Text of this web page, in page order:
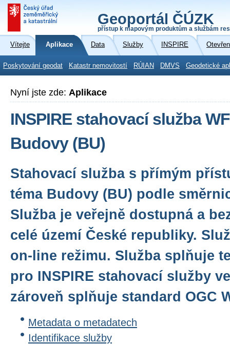
Geoportál ČÚZK
přístup k mapovým produktům a službám
Vítejte Aplikace Data Služby INSPIRE
Poskytování geodat Katastr nemovitostí RÚIAN DMVS Geodetické
Nyní jste zde: Aplikace
INSPIRE stahovací služba
Budovy (BU)
Stahovací služba s přímým
téma Budovy (BU) podle
Služba je veřejně dostupná a
celé území České republiky.
on-line režimu. Služba splňuje
pro INSPIRE stahovací služby
zároveň splňuje standard OGC
Metadata o metadatech
Identifikace služby